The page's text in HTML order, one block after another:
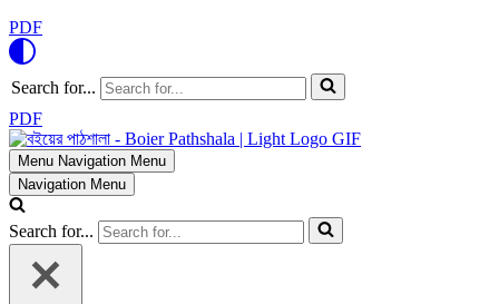
PDF
Search for...
PDF
Menu Navigation Menu
Navigation Menu
Search for...